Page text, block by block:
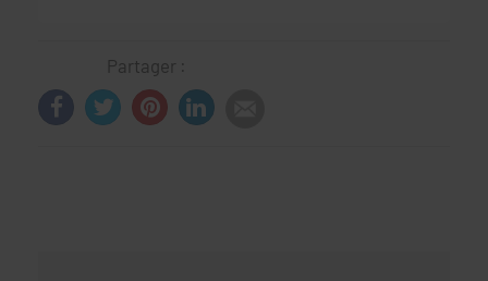
Partager :